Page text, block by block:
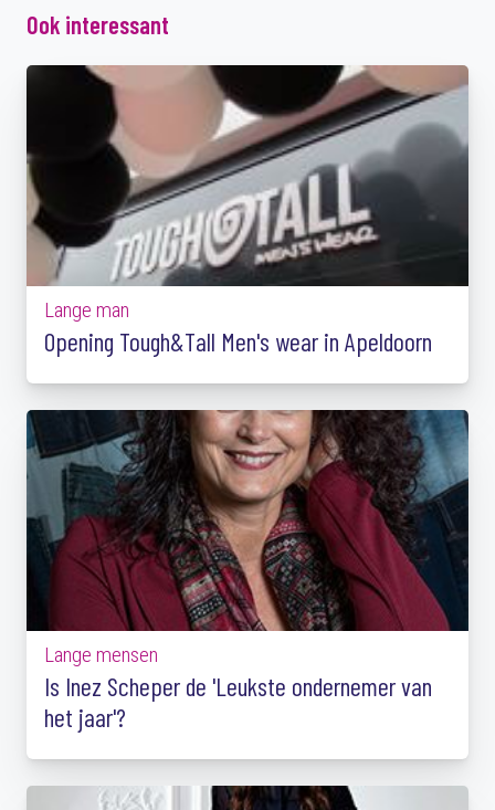
Ook interessant
Lange man
Opening Tough&Tall Men's wear in Apeldoorn
Lange mensen
Is Inez Scheper de 'Leukste ondernemer van
het jaar'?